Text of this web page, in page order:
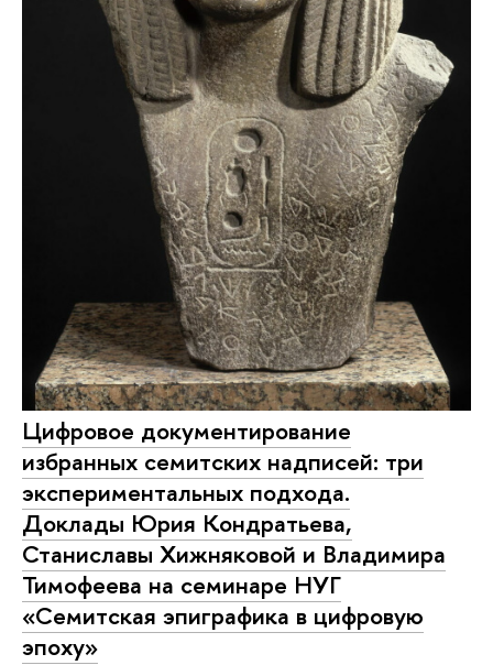
Цифровое документирование
избранных семитских надписей: три
экспериментальных подхода.
Доклады Юрия Кондратьева,
Станиславы Хижняковой и Владимира
Тимофеева на семинаре НУГ
«Семитская эпиграфика в цифровую
эпоху»